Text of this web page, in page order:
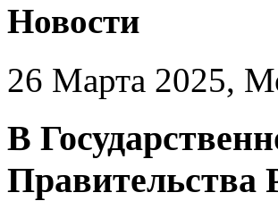
Новости
26 Марта 2025,
В
Правительства